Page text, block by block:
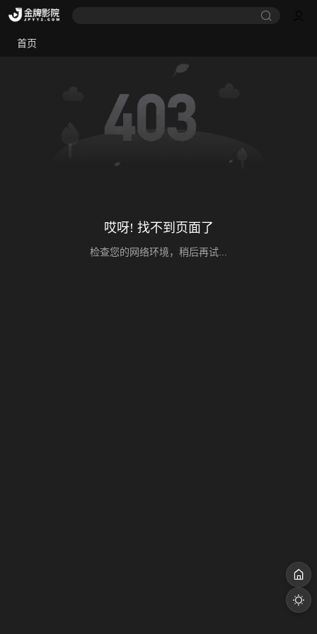
首页
哎呀! 找不到页面了
检查您的网络环境，稍后再试...